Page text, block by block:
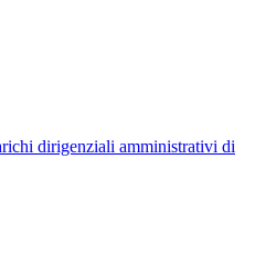
dirigenziali amministrativi di